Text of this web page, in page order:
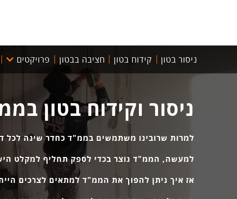
ניסור בטון קידוח בטון חציבה בבטון פרויקטים
ניסור וקידוח בטון
למרות שרובינו משתמשים בממ"ד כחדר שינה לכל
למעשה, הממ"ד נוצר בכדי לספק תחליף למקלט
אז איך ניתן להפוך את הממ"ד למתאים לצרכים